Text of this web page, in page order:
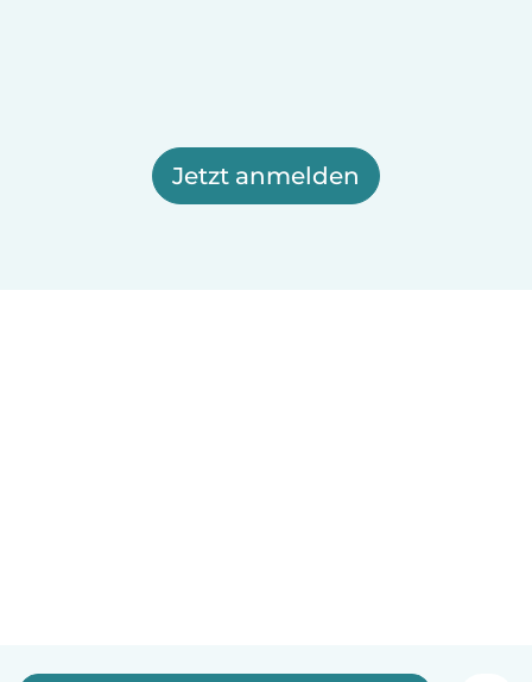
Jetzt anmelden